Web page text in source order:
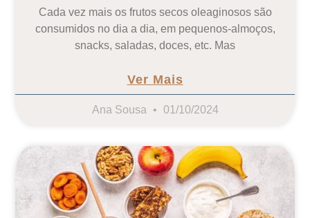
Cada vez mais os frutos secos oleaginosos são
consumidos no dia a dia, em pequenos-almoços,
snacks, saladas, doces, etc. Mas
Ver Mais
Ana Sousa 01/10/2024